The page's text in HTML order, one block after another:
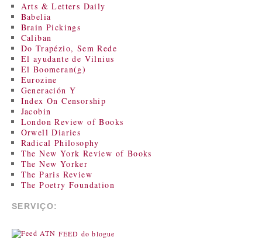
Arts & Letters Daily
Babelia
Brain Pickings
Caliban
Do Trapézio, Sem Rede
El ayudante de Vilnius
El Boomeran(g)
Eurozine
Generación Y
Index On Censorship
Jacobin
London Review of Books
Orwell Diaries
Radical Philosophy
The New York Review of Books
The New Yorker
The Paris Review
The Poetry Foundation
SERVIÇO:
FEED do blogue